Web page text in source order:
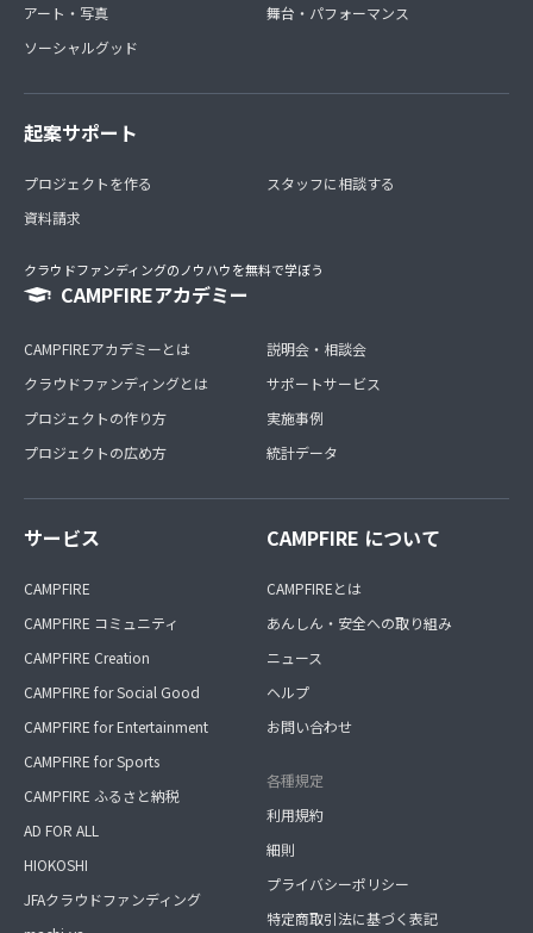
アート・写真
ソーシャルグッド
舞台・パフォーマンス
起案サポート
プロジェクトを作る
資料請求
スタッフに相談する
クラウドファンディングのノウハウを無料で学ぼう
CAMPFIREアカデミー
CAMPFIREアカデミーとは
クラウドファンディングとは
プロジェクトの作り方
プロジェクトの広め方
説明会・相談会
サポートサービス
実施事例
統計データ
サービス
CAMPFIRE
CAMPFIRE コミュニティ
CAMPFIRE Creation
CAMPFIRE for Social Good
CAMPFIRE for Entertainment
CAMPFIRE for Sports
CAMPFIRE ふるさと納税
AD FOR ALL
HIOKOSHI
JFAクラウドファンディング
CAMPFIRE について
CAMPFIREとは
あんしん・安全への取り組み
ニュース
ヘルプ
お問い合わせ
各種規定
利用規約
細則
プライバシーポリシー
特定商取引法に基づく表記